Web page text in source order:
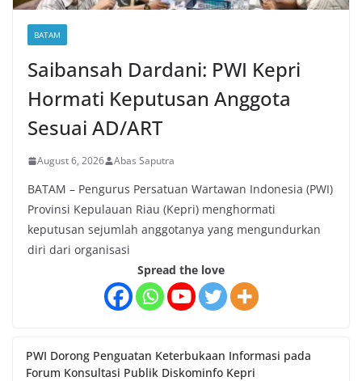
BATAM
Saibansah Dardani: PWI Kepri
Hormati Keputusan Anggota
Sesuai AD/ART
August 6, 2026 Abas Saputra
BATAM – Pengurus Persatuan Wartawan Indonesia (PWI)
Provinsi Kepulauan Riau (Kepri) menghormati
keputusan sejumlah anggotanya yang mengundurkan
diri dari organisasi
Spread the love
PWI Dorong Penguatan Keterbukaan Informasi pada
Forum Konsultasi Publik Diskominfo Kepri